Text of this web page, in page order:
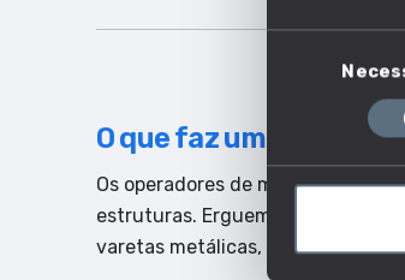
consentimento
O que faz um
Os operadores de montagem de
estruturas. Erguem estruturas de
varetas metálicas, ou varões,